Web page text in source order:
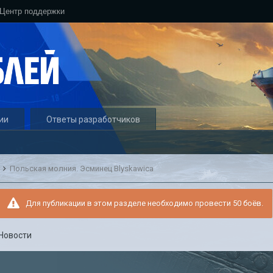
Центр поддержки
Ответы разработчиков
Польская молния. Эсминец Blyskawica
Для публикации в этом разделе необходимо провести 50 боёв.